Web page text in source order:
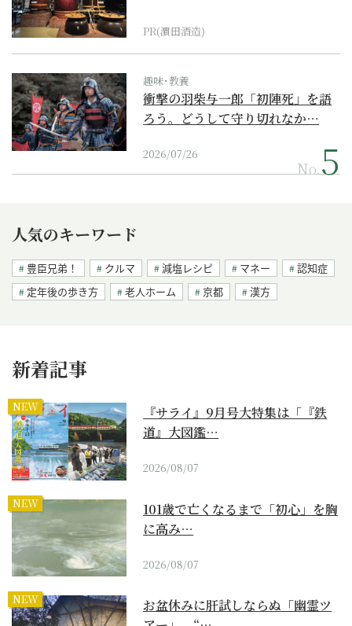
PR(濵田酒造)
趣味･教養
衝撃の羽柴与一郎「初陣死」を語
ろう。どうして守り切れなか…
2026/07/26
No.
人気のキーワード
豊臣兄弟！ クルマ 減塩レシピ マネー
認知症
定年後の歩き方
老人ホーム 京都 漢方
新着記事
NEW
『サライ』9月号大特集は「『鉄
道』大図鑑…
2026/08/07
NEW
101歳で亡くなるまで「初心」を胸
に高み…
2026/08/07
NEW
お盆休みに肝試しならぬ「幽霊ツ